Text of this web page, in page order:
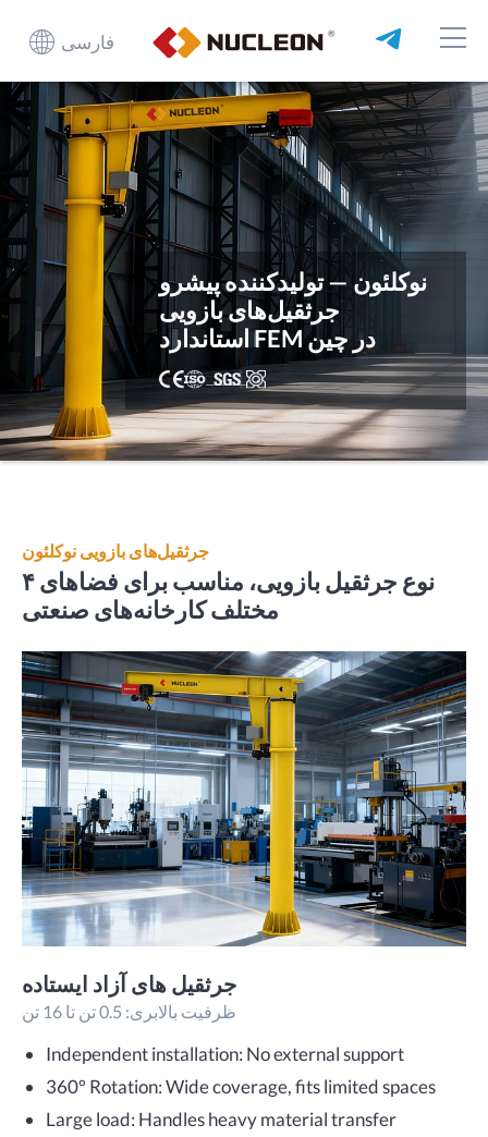
فارسی
نوکلئون — تولیدکننده پیشرو
جرثقیل‌های بازویی
استاندارد FEM در چین
جرثقیل‌های بازویی نوکلئون
۴ نوع جرثقیل بازویی، مناسب برای فضاهای
مختلف کارخانه‌های صنعتی
جرثقیل های آزاد ایستاده
ظرفیت بالابری: 0.5 تن تا 16 تن
Independent installation: No external support
360° Rotation: Wide coverage, fits limited spaces
Large load: Handles heavy material transfer